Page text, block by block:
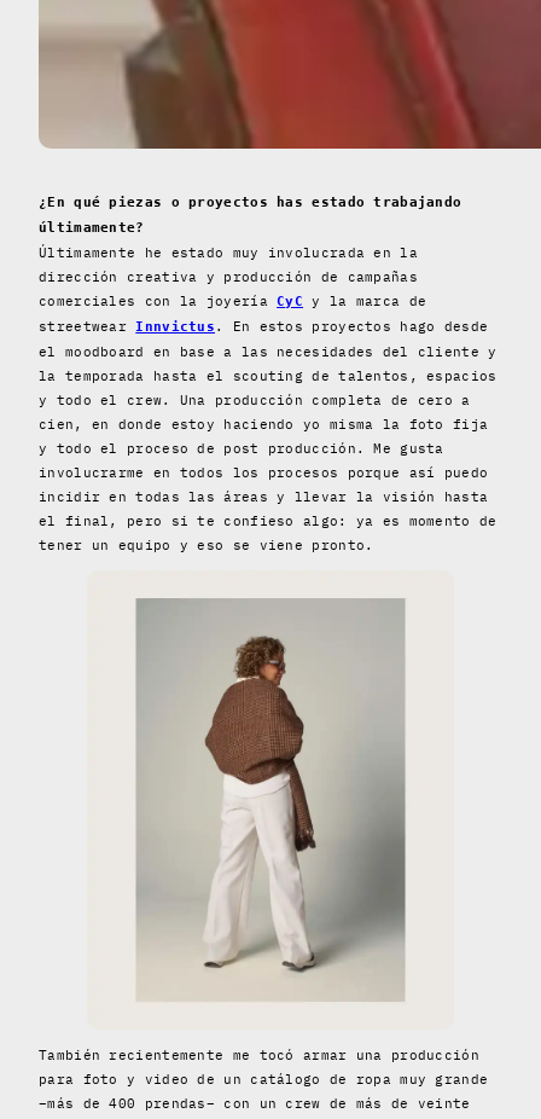
¿En qué piezas o proyectos has estado trabajando
últimamente?
Últimamente he estado muy involucrada en la
dirección creativa y producción de campañas
comerciales con la joyeríaCyC
y la marca de
streetwear Innvictus . En estos proyectos hago desde
el moodboard en base a las necesidades del cliente y
la temporada hasta el scouting de talentos, espacios
y todo el crew. Una producción completa de cero a
cien, en donde estoy haciendo yo misma la foto fija
y todo el proceso de post producción. Me gusta
involucrarme en todos los procesos porque así puedo
incidir en todas las áreas y llevar la visión hasta
el final, pero si te confieso algo: ya es momento de
tener un equipo y eso se viene pronto.
También recientemente me tocó armar una producción
para foto y video de un catálogo de ropa muy grande
–más de 400 prendas– con un crew de más de veinte